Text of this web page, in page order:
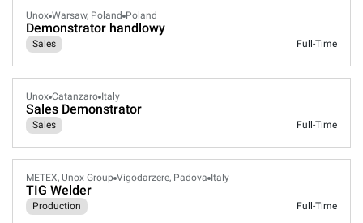
Unox Warsaw, Poland Poland
Demonstrator handlowy
Sales Full-Time
Unox Catanzaro Italy
Sales Demonstrator
Sales Full-Time
METEX, Unox Group Vigodarzere, Padova Italy
TIG Welder
Production Full-Time